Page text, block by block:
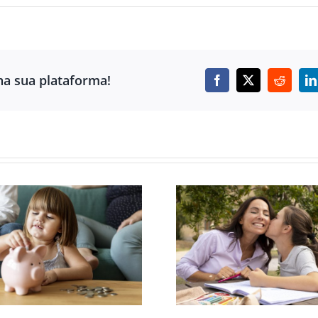
sua plataforma! Facebook
X Reddit
DADOS QUE FALAM:
O EFEITO DA
PRESENÇA DAS
MÃES NA
EDUCAÇÃO DAS
CRIANÇAS
CURTA DA
SAI DA SALA
AULA E
FESTIVAIS